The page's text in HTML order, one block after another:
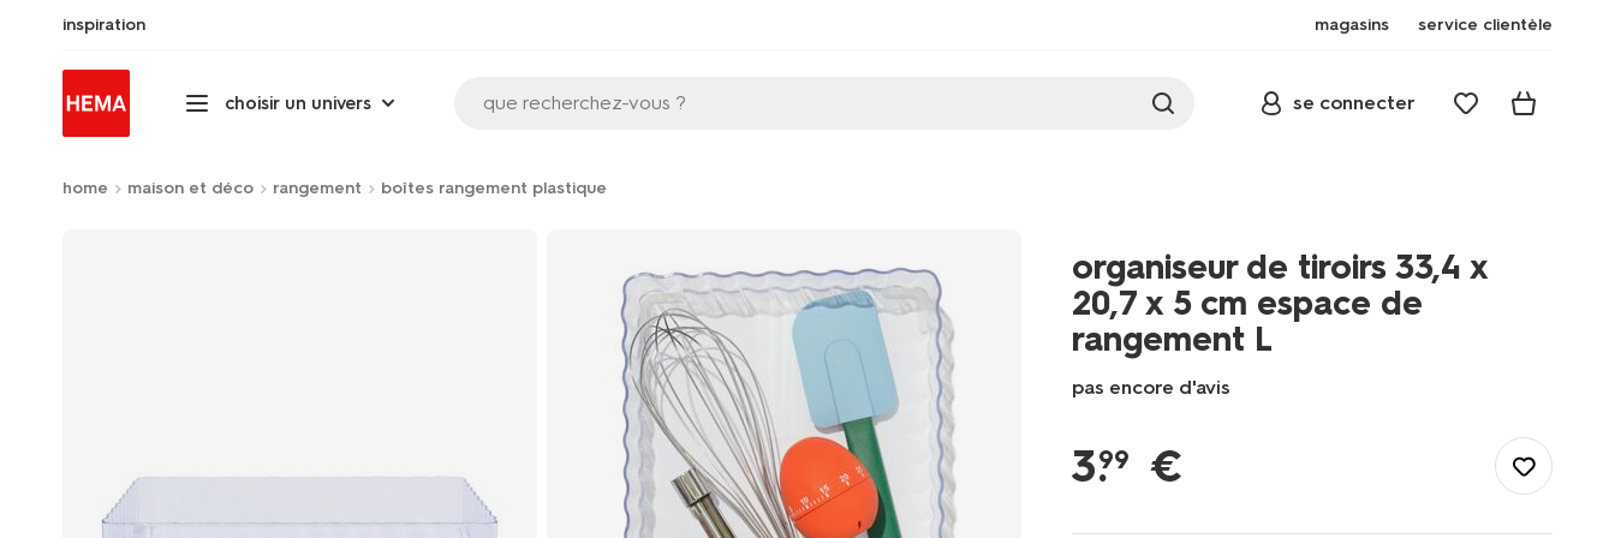
inspiration magasins service clientèle
choisir un univers que recherchez-vous ? se connecter
home maison et déco rangement boîtes rangement plastique
organiseur de tiroirs 33,4 x
20,7 x 5 cm espace de
rangement L
pas encore d'avis
deco/rangement/boites-
3.
99 €